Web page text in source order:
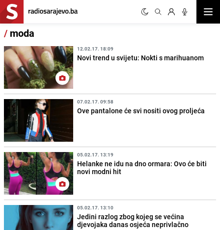
/ moda
12.02.17. 18:09
Novi trend u svijetu: Nokti s marihuanom
07.02.17. 09:58
Ove pantalone će svi nositi ovog proljeća
05.02.17. 13:19
Helanke ne idu na dno ormara: Ovo će biti
novi modni hit
05.02.17. 13:10
Jedini razlog zbog kojeg se većina
djevojaka danas osjeća neprivlačno